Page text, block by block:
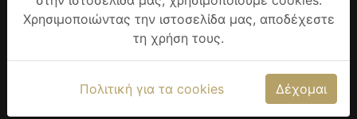
Τετάρτη: 17:00-22:30
Πέμπτη: 17:00-22:30
Παρασκευή: 17:00-22:30
Σάββατο: 17:00-22:30
Κυριακή: 17:00-22:00
Öffnungszeiten Feiertage: 12.00 Uhr bis 22.00 Uhr
Χρησιμοποιώντας την ιστοσελίδα μας, αποδέχεστε
τη χρήση τους.
Πολιτική για τα cookies Δέχομαι